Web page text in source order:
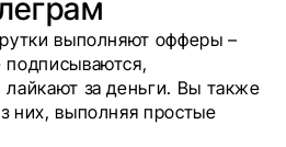
выполняют офферы –
подписываются,
за деньги. Вы также
них, выполняя простые